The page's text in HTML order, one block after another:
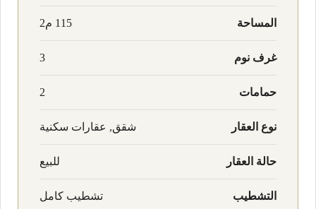
المساحة 115 م2
غرف نوم 3
حمامات 2
نوع العقار شقق, عقارات سكنية
حالة العقار للبيع
التشطيب تشطيب كامل